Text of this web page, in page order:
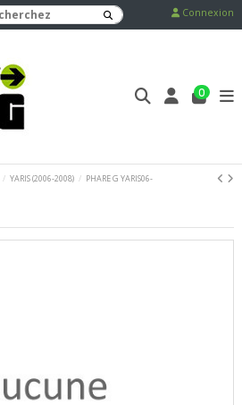
Connexion
0
YARIS (2006-2008) PHARE G YARIS06-